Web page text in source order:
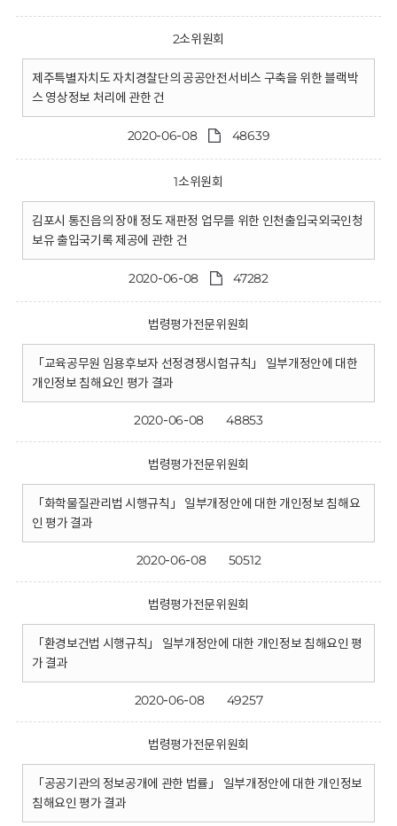
2소위원회
제주특별자치도 자치경찰단의 공공안전서비스 구축을 위한 블랙박
스 영상정보 처리에 관한 건
2020-06-08 48639
1소위원회
김포시 통진읍의 장애 정도 재판정 업무를 위한 인천출입국외국인청
보유 출입국기록 제공에 관한 건
2020-06-08 47282
법령평가전문위원회
「교육공무원 임용후보자 선정경쟁시험규칙」 일부개정안에 대한
개인정보 침해요인 평가 결과
2020-06-08 48853
법령평가전문위원회
「화학물질관리법 시행규칙」 일부개정안에 대한 개인정보 침해요
인 평가 결과
2020-06-08 50512
법령평가전문위원회
「환경보건법 시행규칙」 일부개정안에 대한 개인정보 침해요인 평
가 결과
2020-06-08 49257
법령평가전문위원회
「공공기관의 정보공개에 관한 법률」 일부개정안에 대한 개인정보
침해요인 평가 결과